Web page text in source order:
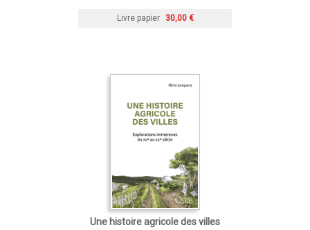
Livre papier 30,00 €
Une histoire agricole des villes